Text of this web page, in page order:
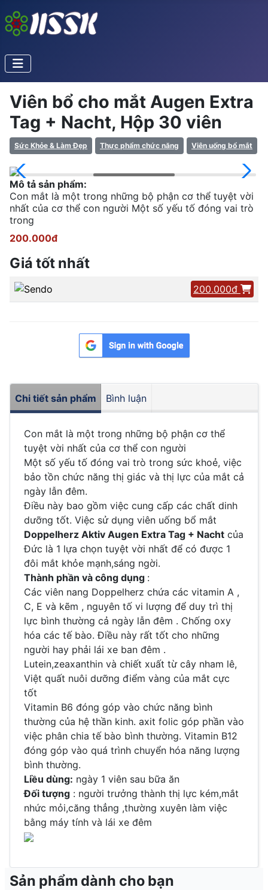
Viên bổ cho mắt Augen Extra
Tag + Nacht, Hộp 30 viên
Sức Khỏe & Làm Đẹp Thực phẩm chức năng Viên uống bổ mắt
Mô tả sản phẩm:
Con mắt là một trong những bộ phận cơ thể tuyệt vời
nhất của cơ thể con người Một số yếu tố đóng vai trò
trong
200.000đ
Giá tốt nhất
200.000đ
Chi tiết sản phẩm Bình luận
Con mắt là một trong những bộ phận cơ thể
tuyệt vời nhất của cơ thể con người
Một số yếu tố đóng vai trò trong sức khoẻ, việc
bảo tồn chức năng thị giác và thị lực của mắt cả
ngày lẫn đêm.
Điều này bao gồm việc cung cấp các chất dinh
dưỡng tốt. Việc sử dụng viên uống bổ mắt
Doppelherz Aktiv Augen Extra Tag + Nacht của
Đức là 1 lựa chọn tuyệt vời nhất để có được 1
đôi mắt khỏe mạnh,sáng ngời.
Thành phần và công dụng :
Các viên nang Doppelherz chứa các vitamin A ,
C, E và kẽm , nguyên tố vi lượng để duy trì thị
lực bình thường cả ngày lẫn đêm . Chống oxy
hóa các tế bào. Điều này rất tốt cho những
người hay phải lái xe ban đêm .
Lutein,zeaxanthin và chiết xuất từ cây nham lê,
Việt quất nuôi dưỡng điểm vàng của mắt cực
tốt
Vitamin B6 đóng góp vào chức năng bình
thường của hệ thần kinh. axit folic góp phần vào
việc phân chia tế bào bình thường. Vitamin B12
đóng góp vào quá trình chuyển hóa năng lượng
bình thường.
Liều dùng: ngày 1 viên sau bữa ăn
Đối tượng : người trưởng thành thị lực kém,mắt
nhức mỏi,căng thẳng ,thường xuyên làm việc
bằng máy tính và lái xe đêm
Sản phẩm dành cho bạn